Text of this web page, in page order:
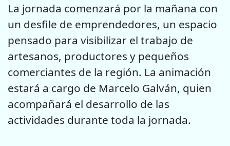
La jornada comenzará por la mañana con
un desfile de emprendedores, un espacio
pensado para visibilizar el trabajo de
artesanos, productores y pequeños
comerciantes de la región. La animación
estará a cargo de Marcelo Galván, quien
acompañará el desarrollo de las
actividades durante toda la jornada.